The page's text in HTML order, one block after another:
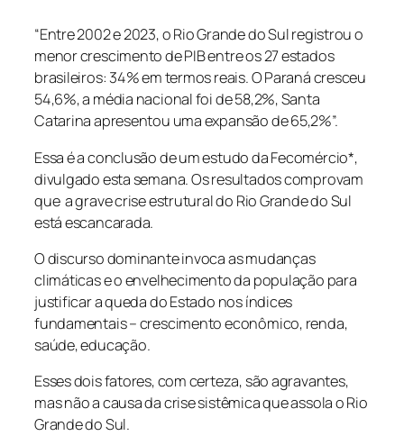
“Entre 2002 e 2023, o Rio Grande do Sul registrou o
menor crescimento de PIB entre os 27 estados
brasileiros: 34% em termos reais. O Paraná cresceu
54,6%, a média nacional foi de 58,2%, Santa
Catarina apresentou uma expansão de 65,2%”.
Essa é a conclusão de um estudo da Fecomércio*,
divulgado esta semana. Os resultados comprovam
que a grave crise estrutural do Rio Grande do Sul
está escancarada.
O discurso dominante invoca as mudanças
climáticas e o envelhecimento da população para
justificar a queda do Estado nos índices
fundamentais – crescimento econômico, renda,
saúde, educação.
Esses dois fatores, com certeza, são agravantes,
mas não a causa da crise sistêmica que assola o Rio
Grande do Sul.